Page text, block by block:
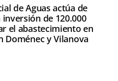
de Aguas actúa de
de 120.000
el abastecimiento en
Doménec y Vilanova